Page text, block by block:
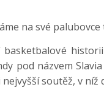
na své
pod názvem
soutěž, v